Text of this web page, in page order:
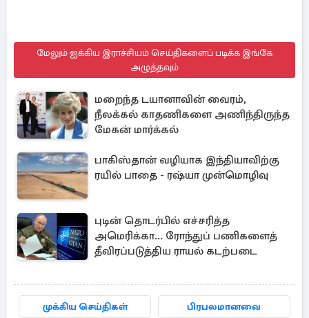
மேலும் ஐக்கிய இராச்சியம் செய்திகளைப் படிக்க இங்கே
அழுத்தவும்
மறைந்த டயானாவின் வைரம்,
நீலக்கல் காதணிகளை அணிந்திருந்த
மேகன் மார்க்கல்
பாகிஸ்தான் வழியாக இந்தியாவிற்கு
ரயில் பாதை - ரஷ்யா முன்மொழிவு
புடின் தொடர்பில் எச்சரித்த
அமெரிக்கா... ரோந்துப் பணிகளைத்
தீவிரப்படுத்திய ராயல் கடற்படை
முக்கிய செய்திகள் பிரபலமானவை